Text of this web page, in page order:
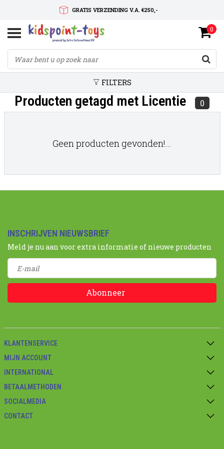
GRATIS VERZENDING V.A. €250,-
SNELLE LEVERTIJD
SERVICE OP MAAT
0
FILTERS
Producten getagd met Licentie 0
Geen producten gevonden!...
INSCHRIJVEN NIEUWSBRIEF
Meld je nu aan voor extra informatie of nieuwe producten
Abonneer
KLANTENSERVICE
MIJN ACCOUNT
INTERNATIONAL
BETAALMETHODEN
SOCIALMEDIA
CONTACT